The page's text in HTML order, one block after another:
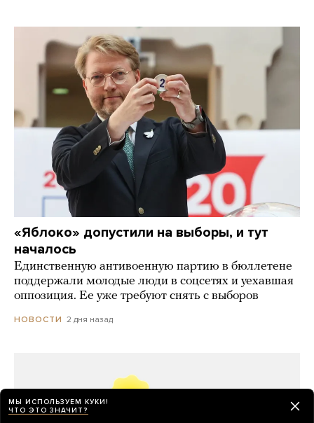
«Яблоко» допустили на выборы, и тут
началось
Единственную антивоенную партию в бюллетене
поддержали молодые люди в соцсетях и уехавшая
оппозиция. Ее уже требуют снять с выборов
НОВОСТИ 2 дня назад
МЫ ИСПОЛЬЗУЕМ КУКИ!
ЧТО ЭТО ЗНАЧИТ?